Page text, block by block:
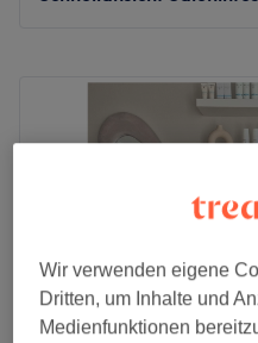
Dienstag
Donnerstag
Zurück
Wir verwenden eigene
Dritten, um Inhalte und
Medienfunktionen